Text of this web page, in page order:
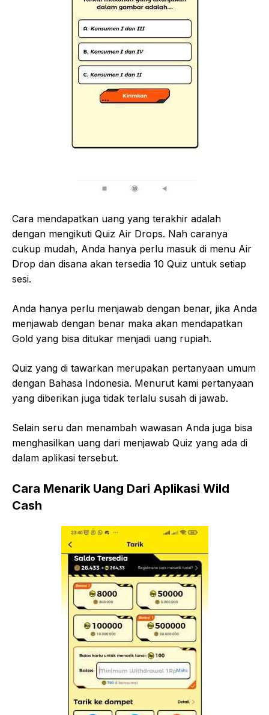
Cara mendapatkan uang yang terakhir adalah
dengan mengikuti Quiz Air Drops. Nah caranya
cukup mudah, Anda hanya perlu masuk di menu Air
Drop dan disana akan tersedia 10 Quiz untuk setiap
sesi.
Anda hanya perlu menjawab dengan benar, jika Anda
menjawab dengan benar maka akan mendapatkan
Gold yang bisa ditukar menjadi uang rupiah.
Quiz yang di tawarkan merupakan pertanyaan umum
dengan Bahasa Indonesia. Menurut kami pertanyaan
yang diberikan juga tidak terlalu susah di jawab.
Selain seru dan menambah wawasan Anda juga bisa
menghasilkan uang dari menjawab Quiz yang ada di
dalam aplikasi tersebut.
Cara Menarik Uang Dari Aplikasi Wild
Cash